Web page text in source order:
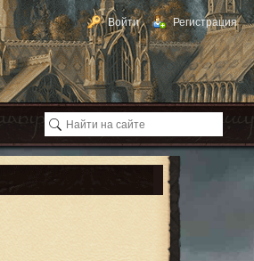
Войти Регистрация